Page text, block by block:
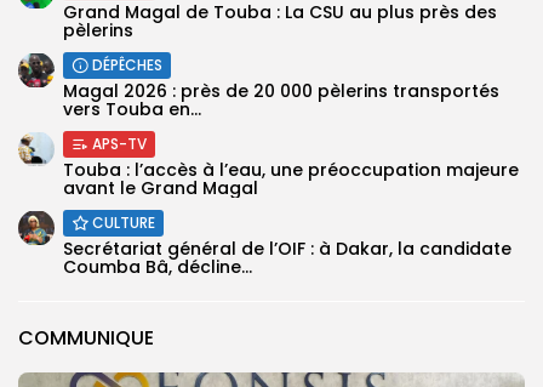
COMMUNIQUE
Grand Magal de Touba : La CSU au plus près des
pèlerins
DÉPÊCHES
Magal 2026 : près de 20 000 pèlerins transportés
vers Touba en...
APS-TV
Touba : l’accès à l’eau, une préoccupation majeure
avant le Grand Magal
CULTURE
Secrétariat général de l’OIF : à Dakar, la candidate
Coumba Bâ, décline...